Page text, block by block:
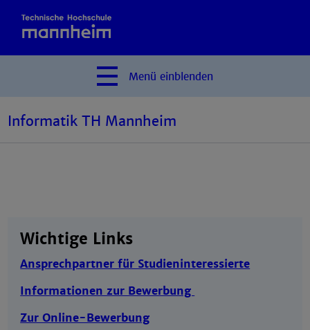
Menü einblenden
Informatik TH Mannheim
Wichtige Links
Ansprechpartner für Studieninteressierte
Informationen zur Bewerbung
Zur Online-Bewerbung